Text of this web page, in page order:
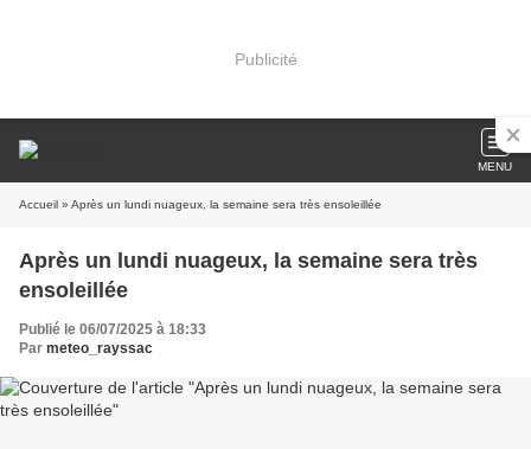
Publicité
MENU
Accueil » Après un lundi nuageux, la semaine sera très ensoleillée
Après un lundi nuageux, la semaine sera très
ensoleillée
Publié le 06/07/2025 à 18:33
Par meteo_rayssac